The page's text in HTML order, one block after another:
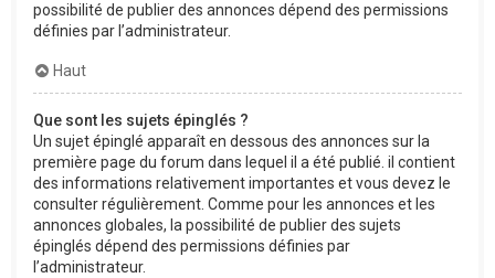
possibilité de publier des annonces dépend des permissions
définies par l’administrateur.
Haut
Que sont les sujets épinglés ?
Un sujet épinglé apparaît en dessous des annonces sur la
première page du forum dans lequel il a été publié. il contient
des informations relativement importantes et vous devez le
consulter régulièrement. Comme pour les annonces et les
annonces globales, la possibilité de publier des sujets
épinglés dépend des permissions définies par
l’administrateur.